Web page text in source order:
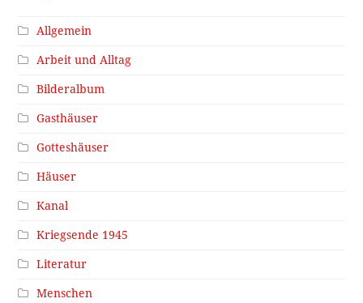
Allgemein
Arbeit und Alltag
Bilderalbum
Gasthäuser
Gotteshäuser
Häuser
Kanal
Kriegsende 1945
Literatur
Menschen